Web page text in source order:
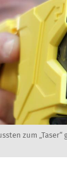
zum „Taser“